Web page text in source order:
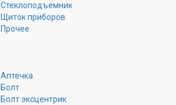
Стеклоподъемник
Щиток приборов
Прочее
Аптечка
Болт
Болт эксцентрик